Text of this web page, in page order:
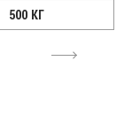
500 КГ
6